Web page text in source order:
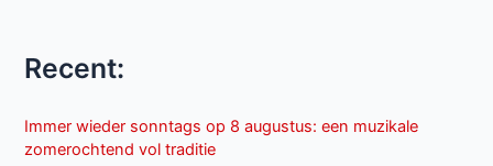
Recent:
Immer wieder sonntags op 8 augustus: een muzikale
zomerochtend vol traditie